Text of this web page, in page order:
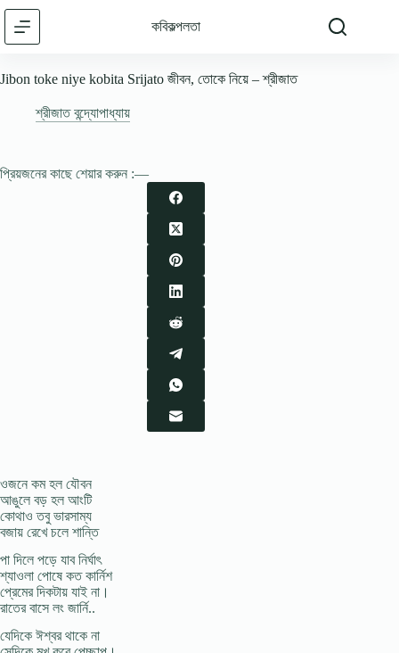
Skip
content
কবিকল্পলতা
Jibon toke niye kobita Srijato জীবন, তােকে নিয়ে – শ্রীজাত
শ্রীজাত বন্দ্যোপাধ্যায়
প্রিয়জনের কাছে শেয়ার করুন :—
ওজনে কম হল যৌবন
আঙুলে বড় হল আংটি
কোথাও তবু ভারসাম্য
বজায় রেখে চলে শান্তি
পা দিলে পড়ে যাব নির্ঘাৎ
শ্যাওলা পােষে কত কার্নিশ
প্রেমের দিকটায় যাই না।
রাতের বাসে লং জার্নি..
যেদিকে ঈশ্বর থাকে না